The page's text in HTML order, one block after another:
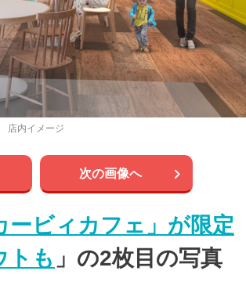
店内イメージ
次の画像へ
ービィカフェ」が限定
も 」の2枚目の写真